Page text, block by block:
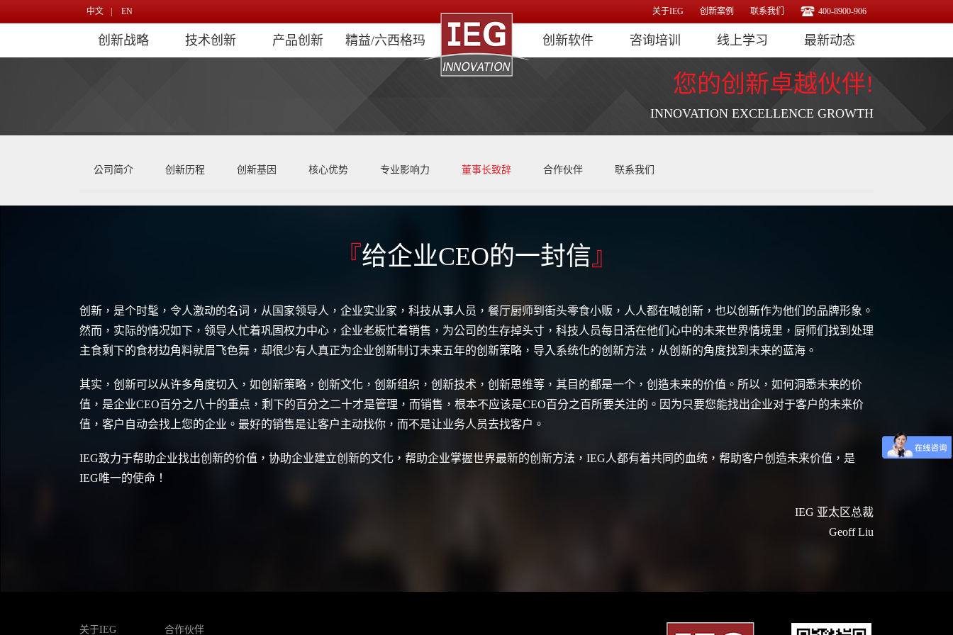
中文 EN 关于IEG 创新案例 联系我们 400-8900-906
创新战略 技术创新 产品创新 精益/六西格玛 创新软件 咨询培训 线上学习 最新动态
您的创新卓越伙伴!
INNOVATION EXCELLENCE GROWTH
公司简介 创新历程 创新基因 核心优势 专业影响力 董事长致辞 合作伙伴 联系我们
『给企业CEO的一封信』
创新，是个时髦，令人激动的名词，从国家领导人，企业实业家，科技从事人员，餐厅厨师到街头零食小贩，人人都在喊创新，也以创新作为他们的品牌形象。
然而，实际的情况如下，领导人忙着巩固权力中心，企业老板忙着销售，为公司的生存掉头寸，科技人员每日活在他们心中的未来世界情境里，厨师们找到处理
主食剩下的食材边角料就眉飞色舞，却很少有人真正为企业创新制订未来五年的创新策略，导入系统化的创新方法，从创新的角度找到未来的蓝海。
其实，创新可以从许多角度切入，如创新策略，创新文化，创新组织，创新技术，创新思维等，其目的都是一个，创造未来的价值。所以，如何洞悉未来的价
值，是企业CEO百分之八十的重点，剩下的百分之二十才是管理，而销售，根本不应该是CEO百分之百所要关注的。因为只要您能找出企业对于客户的未来价
值，客户自动会找上您的企业。最好的销售是让客户主动找你，而不是让业务人员去找客户。
IEG致力于帮助企业找出创新的价值，协助企业建立创新的文化，帮助企业掌握世界最新的创新方法，IEG人都有着共同的血统，帮助客户创造未来价值，是
IEG唯一的使命！
IEG 亚太区总裁
Geoff Liu
关于IEG 合作伙伴